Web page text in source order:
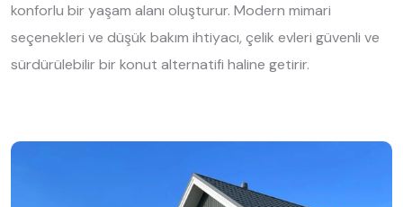
konforlu bir yaşam alanı oluşturur. Modern mimari
seçenekleri ve düşük bakım ihtiyacı, çelik evleri güvenli ve
sürdürülebilir bir konut alternatifi haline getirir.